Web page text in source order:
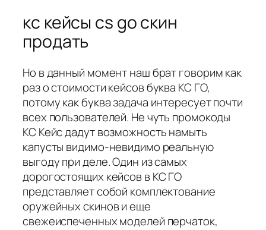
кс кейсы cs go скин
продать
Но в данный момент наш брат говорим как
раз о стоимости кейсов буква КС ГО,
потому как буква задача интересует почти
всех пользователей. Не чуть промокоды
КС Кейс дадут возможность намыть
капусты видимо-невидимо реальную
выгоду при деле. Один из самых
дорогостоящих кейсов в КС ГО
представляет собой комплектование
оружейных скинов и еще
свежеиспеченных моделей перчаток,